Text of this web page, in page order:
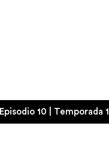
Episodio 10 | Temporada 1